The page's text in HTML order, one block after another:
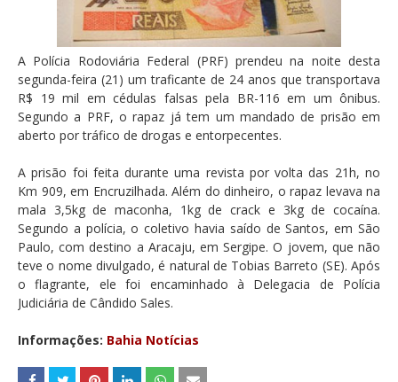
A Polícia Rodoviária Federal (PRF) prendeu na noite desta
segunda-feira (21) um traficante de 24 anos que transportava
R$ 19 mil em cédulas falsas pela BR-116 em um ônibus.
Segundo a PRF, o rapaz já tem um mandado de prisão em
aberto por tráfico de drogas e entorpecentes.
A prisão foi feita durante uma revista por volta das 21h, no
Km 909, em Encruzilhada. Além do dinheiro, o rapaz levava na
mala 3,5kg de maconha, 1kg de crack e 3kg de cocaína.
Segundo a polícia, o coletivo havia saído de Santos, em São
Paulo, com destino a Aracaju, em Sergipe. O jovem, que não
teve o nome divulgado, é natural de Tobias Barreto (SE). Após
o flagrante, ele foi encaminhado à Delegacia de Polícia
Judiciária de Cândido Sales.
Informações: Bahia Notícias